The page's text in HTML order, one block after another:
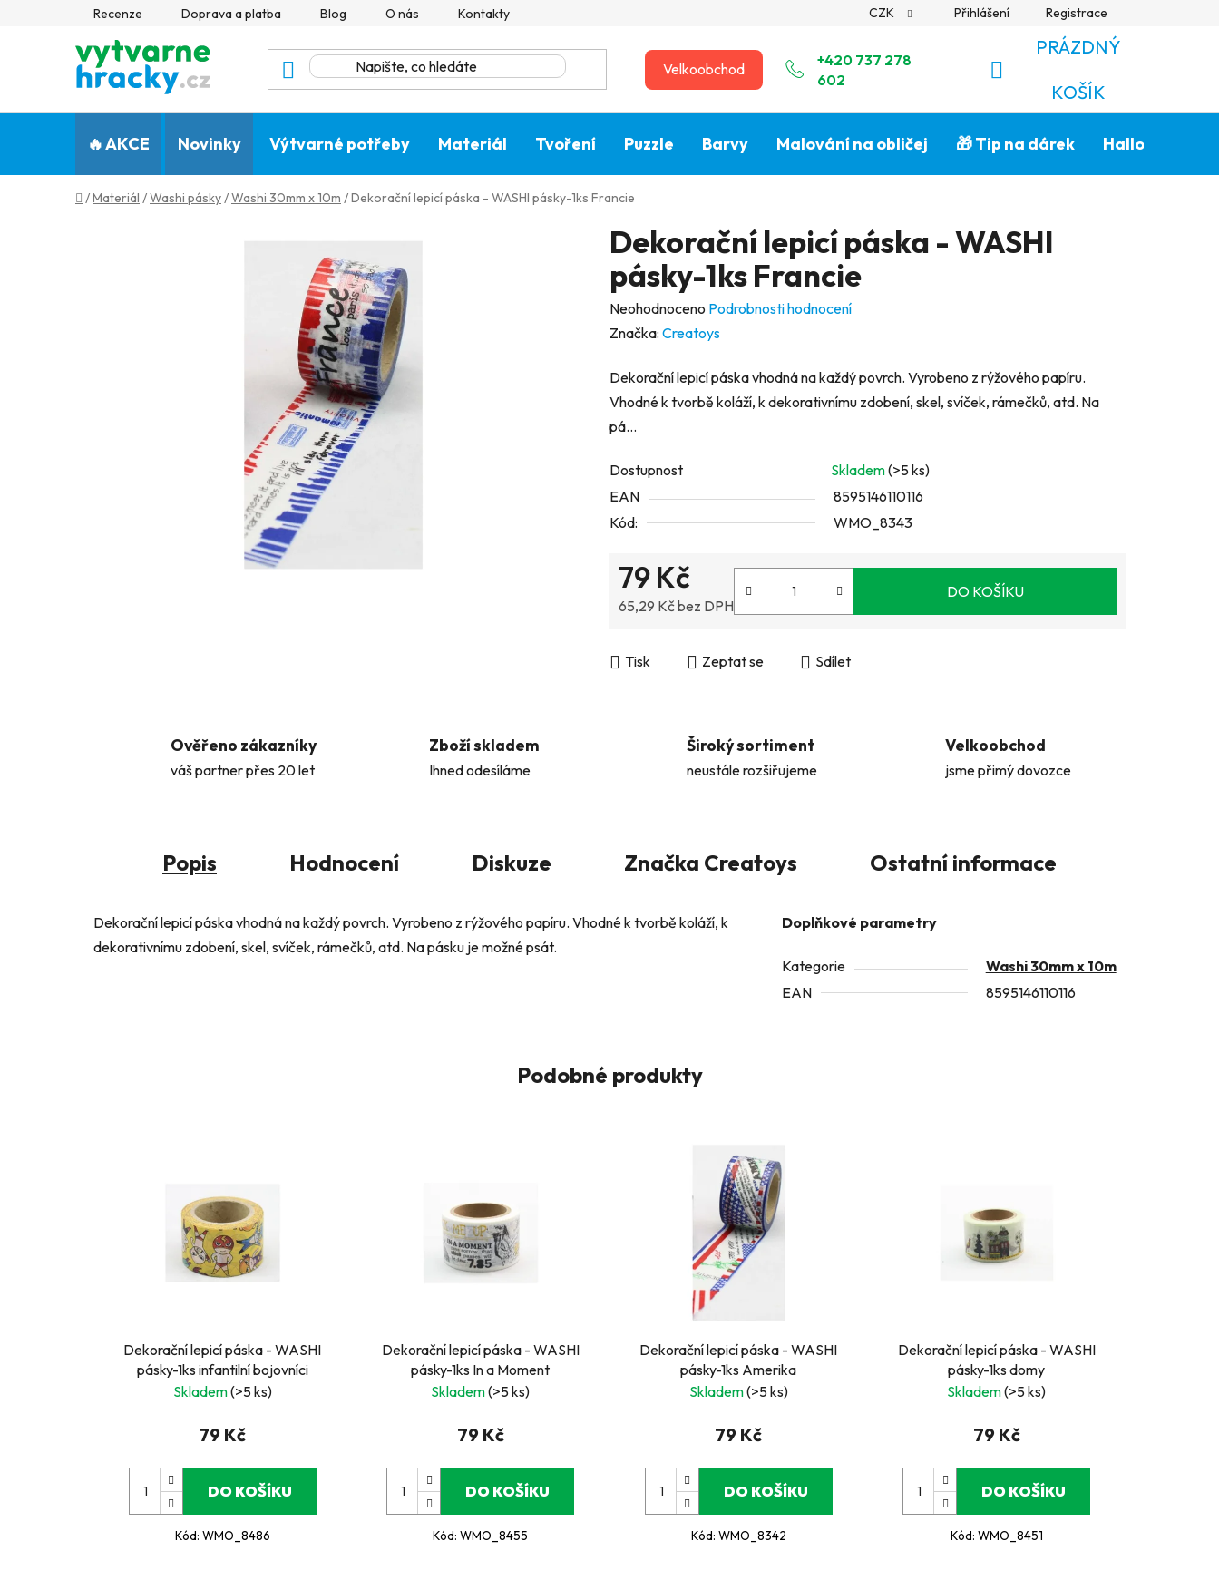
Recenze Doprava a platba Blog O nás Kontakty CZK Přihlášení Registrace
Velkoobchod
+420 737 278
602
NÁKUPNÍ
KOŠÍK
PRÁZDNÝ
KOŠÍK
🔥 AKCE Novinky Výtvarné potřeby Materiál Tvoření Puzzle Barvy Malování na obličej 🎁 Tip na dárek Halloween🎃
Domů
/Materiál /Washi pásky/Washi 30mm x 10m /Dekorační lepicí páska - WASHI pásky-1ks Francie
Dekorační lepicí páska - WASHI
pásky-1ks Francie
Průměrné
hodnocení
je
0,0
z
hvězdiček.
Neohodnoceno Podrobnosti hodnocení
Značka: Creatoys
Dekorační lepicí páska vhodná na každý povrch. Vyrobeno z rýžového papíru.
Vhodné k tvorbě koláží, k dekorativnímu zdobení, skel, svíček, rámečků, atd. Na
pá...
Dostupnost Skladem(>5 ks)
EAN
8595146110116
Kód:
WMO_8343
79 Kč
65,29 Kč bez DPH
DO KOŠÍKU
Tisk Zeptat se Sdílet
Ověřeno zákazníky
váš partner přes 20 let
Zboží skladem
Ihned odesíláme
Široký sortiment
neustále rozšiřujeme
Velkoobchod
jsme přimý dovozce
Popis Hodnocení Diskuze Značka Creatoys Ostatní informace
Dekorační lepicí páska vhodná na každý povrch. Vyrobeno z rýžového papíru. Vhodné k tvorbě koláží, k
dekorativnímu zdobení, skel, svíček, rámečků, atd. Na pásku je možné psát.
Doplňkové parametry
Kategorie
Washi 30mm x 10m
EAN
8595146110116
Podobné produkty
Dekorační lepicí páska - WASHI
pásky-1ks infantilní bojovníci
Skladem(>5 ks)
79 Kč
DO KOŠÍKU
Kód: WMO_8486
Dekorační lepicí páska - WASHI
pásky-1ks In a Moment
Skladem(>5 ks)
79 Kč
DO KOŠÍKU
Kód:WMO_8455
Dekorační lepicí páska - WASHI
pásky-1ks Amerika
Skladem(>5 ks)
79 Kč
DO KOŠÍKU
Kód: WMO_8342
Dekorační lepicí páska - WASHI
pásky-1ks domy
Skladem(>5 ks)
79 Kč
DO KOŠÍKU
Kód: WMO_8451